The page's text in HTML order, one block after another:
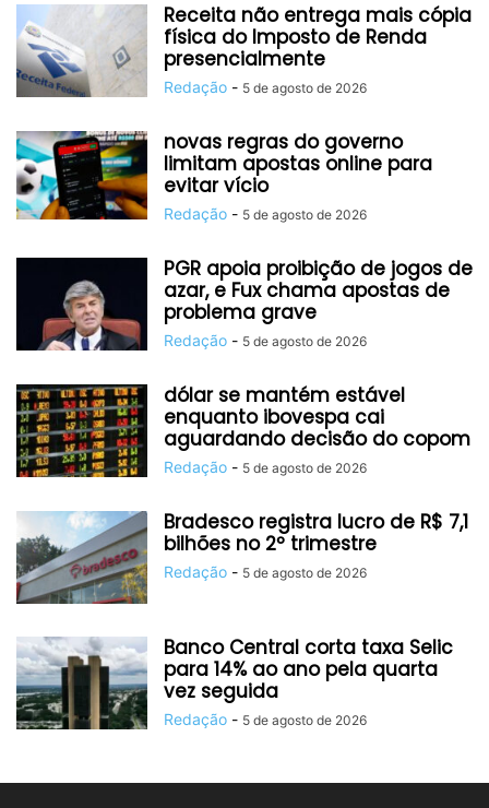
Receita não entrega mais cópia
física do Imposto de Renda
presencialmente
Redação - 5 de agosto de 2026
novas regras do governo
limitam apostas online para
evitar vício
Redação - 5 de agosto de 2026
PGR apoia proibição de jogos de
azar, e Fux chama apostas de
problema grave
Redação - 5 de agosto de 2026
dólar se mantém estável
enquanto ibovespa cai
aguardando decisão do copom
Redação - 5 de agosto de 2026
Bradesco registra lucro de R$ 7,1
bilhões no 2º trimestre
Redação - 5 de agosto de 2026
Banco Central corta taxa Selic
para 14% ao ano pela quarta
vez seguida
Redação - 5 de agosto de 2026